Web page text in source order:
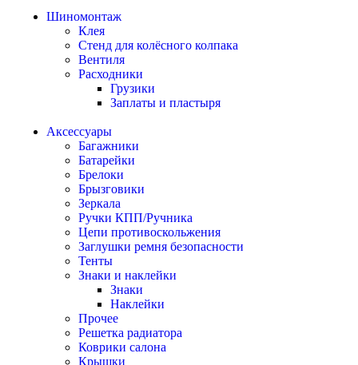
Шиномонтаж
Клея
Стенд для колёсного колпака
Вентиля
Расходники
Грузики
Заплаты и пластыря
Аксессуары
Багажники
Батарейки
Брелоки
Брызговики
Зеркала
Ручки КПП/Ручника
Цепи противоскольжения
Заглушки ремня безопасности
Тенты
Знаки и наклейки
Знаки
Наклейки
Прочее
Решетка радиатора
Коврики салона
Крышки